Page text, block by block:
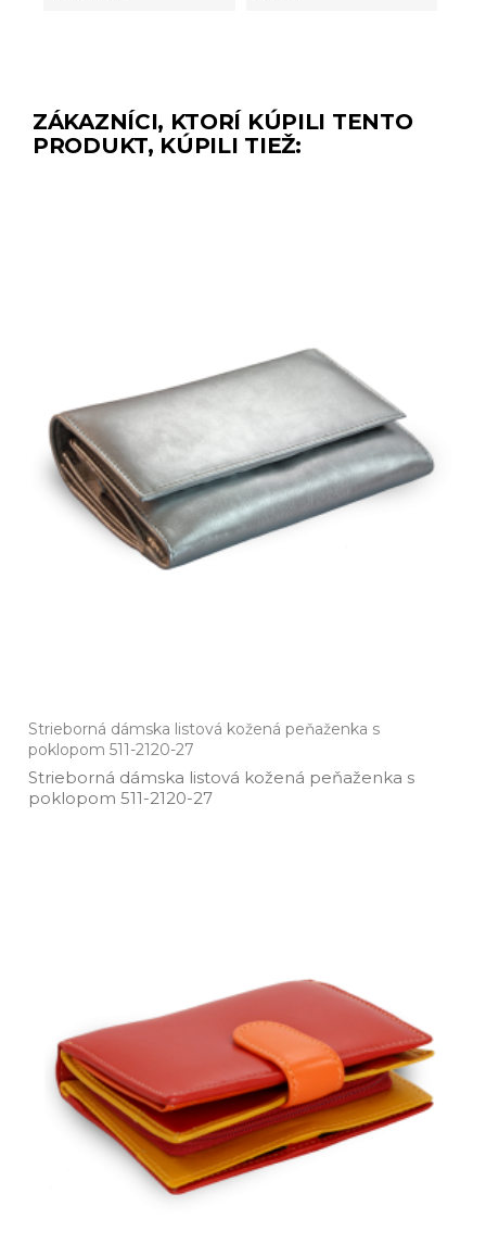
ZÁKAZNÍCI, KTORÍ KÚPILI TENTO
PRODUKT, KÚPILI TIEŽ:
Strieborná dámska listová kožená peňaženka s
poklopom 511-2120-27
Strieborná dámska listová kožená peňaženka s
poklopom 511­-2120­-27